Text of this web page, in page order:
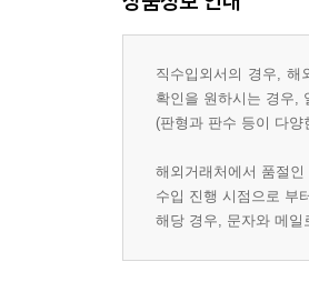
직수입외서의 경우, 해
확인을 원하시는 경우,
(판형과 판수 등이 다
해외거래처에서 품절
수입 진행 시점으로 부
해당 경우, 문자와 메일